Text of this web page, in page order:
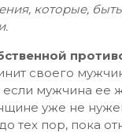
которые,
своего
мужчина ее
уже не
тех пор, пока